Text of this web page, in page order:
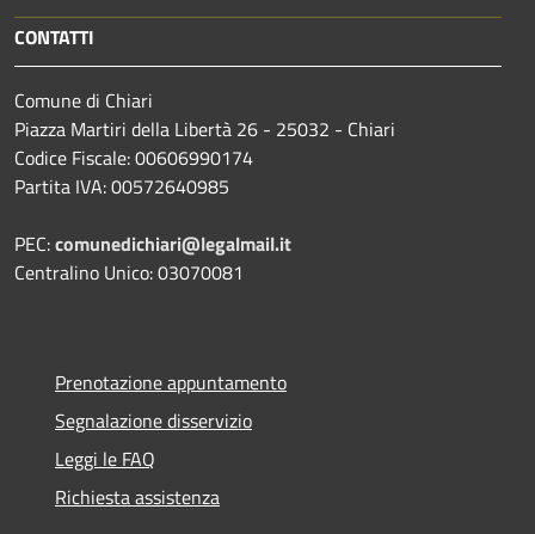
CONTATTI
Comune di Chiari
Piazza Martiri della Libertà 26 - 25032 - Chiari
Codice Fiscale: 00606990174
Partita IVA: 00572640985
PEC:comunedichiari@legalmail.it
Centralino Unico: 03070081
Prenotazione appuntamento
Segnalazione disservizio
Leggi le FAQ
Richiesta assistenza